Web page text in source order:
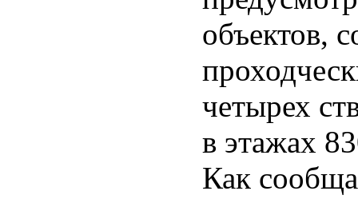
объектов,
четырех
в этажах
Как